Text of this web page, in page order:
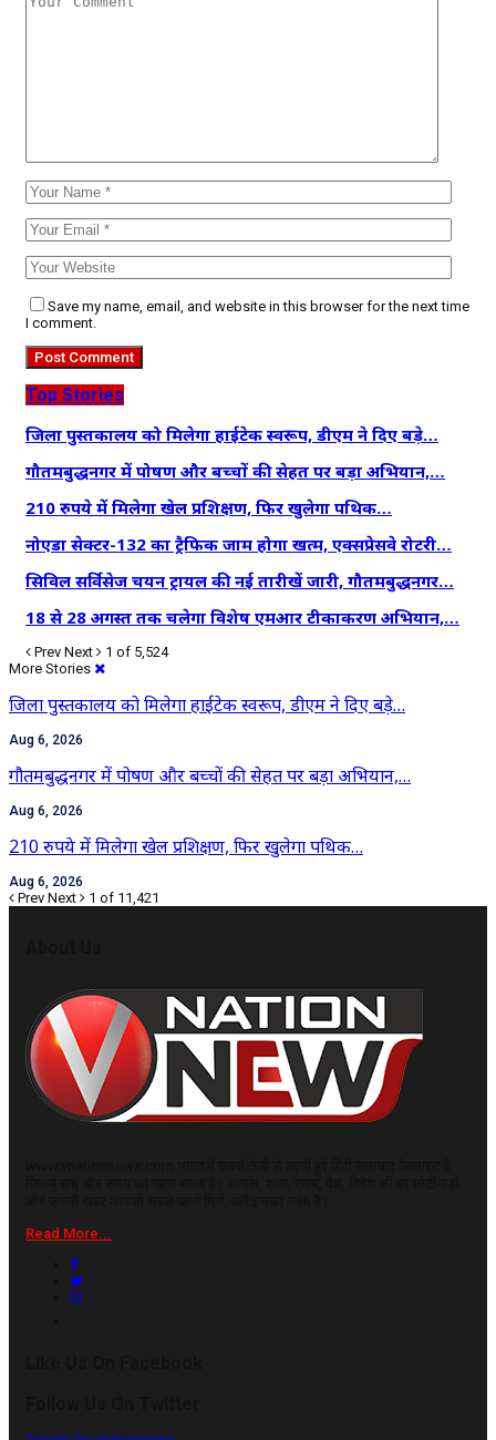
Save my name, email, and website in this browser for the next time
I comment.
Top Stories
जिला पुस्तकालय को मिलेगा हाईटेक स्वरूप, डीएम ने दिए बड़े…
गौतमबुद्धनगर में पोषण और बच्चों की सेहत पर बड़ा अभियान,…
210 रुपये में मिलेगा खेल प्रशिक्षण, फिर खुलेगा पथिक…
नोएडा सेक्टर-132 का ट्रैफिक जाम होगा खत्म, एक्सप्रेसवे रोटरी…
सिविल सर्विसेज चयन ट्रायल की नई तारीखें जारी, गौतमबुद्धनगर…
18 से 28 अगस्त तक चलेगा विशेष एमआर टीकाकरण अभियान,…
Prev Next
1 of 5,524
More Stories
जिला पुस्तकालय को मिलेगा हाईटेक स्वरूप, डीएम ने दिए बड़े…
Aug 6, 2026
गौतमबुद्धनगर में पोषण और बच्चों की सेहत पर बड़ा अभियान,…
Aug 6, 2026
210 रुपये में मिलेगा खेल प्रशिक्षण, फिर खुलेगा पथिक…
Aug 6, 2026
Prev Next 1 of 11,421
Read More...